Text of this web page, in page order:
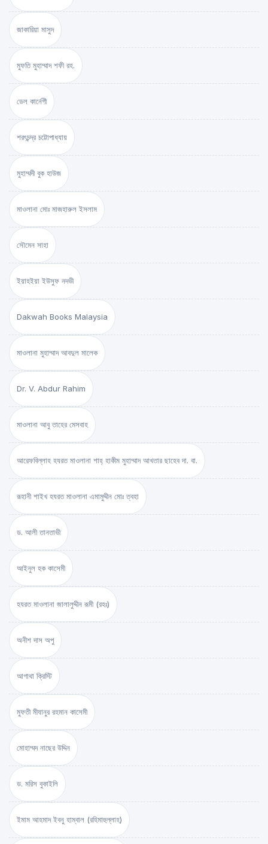
জাকারিয়া মাসুদ
মুফতি মুহাম্মাদ শফী রহ.
ডেল কার্নেগী
শরৎচন্দ্র চট্টোপাধ্যায়
মুহাম্মদী বুক হাউজ
মাওলানা মোঃ মাজহারুল ইসলাম
সৌমেন সাহা
ইয়াহইয়া ইউসুফ নদভী
Dakwah Books Malaysia
মাওলানা মুহাম্মাদ আবদুল মালেক
Dr. V. Abdur Rahim
মাওলানা আবু তাহের মেসবাহ
আরেফবিল্লাহ হযরত মাওলানা শাহ্ হাকীম মুহাম্মাদ আখতার ছাহেব দা. বা.
রূহানী শাইখ হযরত মাওলানা এমামুদ্দীন মোঃ ত্বহা
ড. আলী তানতাভী
আইনুল হক কাসেমী
হযরত মাওলানা জালালুদ্দীন রূমী (রহঃ)
অনীশ দাস অপু
আগাথা ক্রিস্টি
মুফতী মীযানুর রহমান কাসেমী
মোহাম্মদ নাছের উদ্দিন
ড. মরিস বুকাইলি
ইমাম আহমাদ ইবনু হাম্বাল (রহিমাহুল্লাহ)